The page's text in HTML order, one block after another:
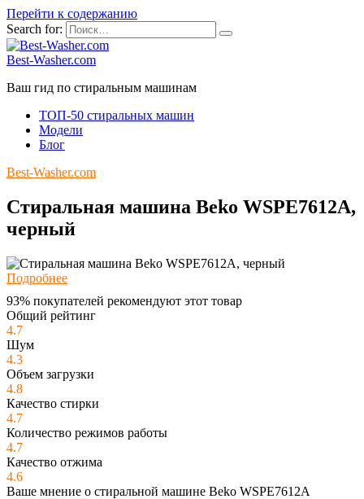
Перейти к содержанию
Search for:
Best-Washer.com
Ваш гид по стиральным машинам
ТОП-50 стиральных машин
Модели
Блог
Best-Washer.com
Стиральная машина Beko WSPE7612A,
черный
Подробнее
93% покупателей рекомендуют этот товар
Общий рейтинг
4.7
Шум
4.3
Объем загрузки
4.8
Качество стирки
4.7
Количество режимов работы
4.7
Качество отжима
4.6
Ваше мнение о стиральной машине Beko WSPE7612A